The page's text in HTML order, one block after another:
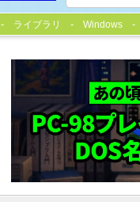
ライブラリ Windows